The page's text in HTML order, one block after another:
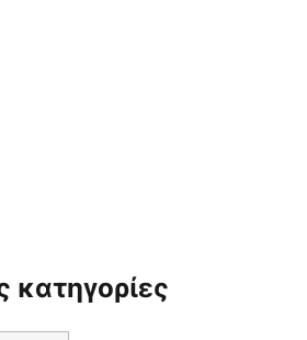
κατηγορίες